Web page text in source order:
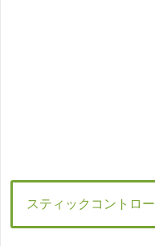
スティックコントロ